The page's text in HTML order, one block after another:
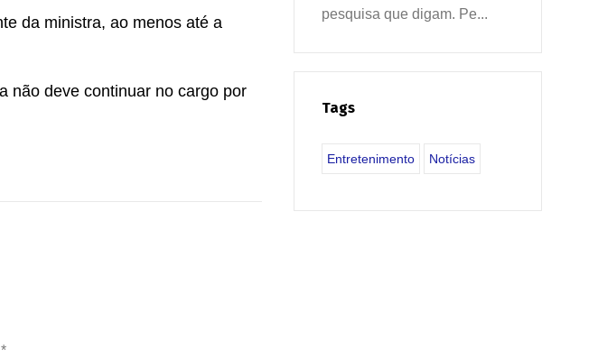
da ministra, ao menos até a
não deve continuar no cargo por
*
pesquisa que digam. Pe...
Tags
Entretenimento Notícias